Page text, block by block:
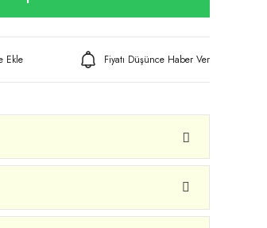
Fiyatı Düşünce Haber Ver